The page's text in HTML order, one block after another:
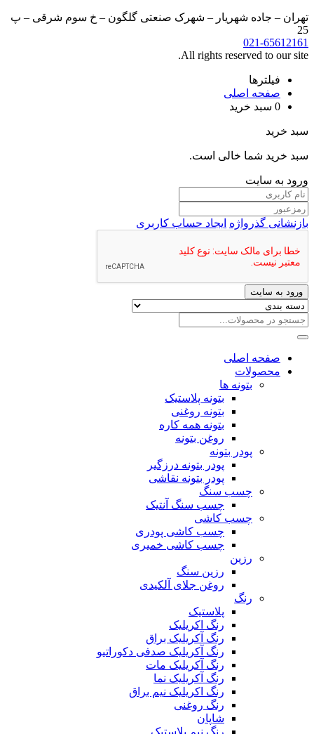
تهران – جاده شهریار – شهرک صنعتی گلگون – خ سوم شرقی – پ
25
021-65612161
All rights reserved to our site.
فیلترها
صفحه اصلی
0 سبد خرید
سبد خرید
سبد خرید شما خالی است.
ورود به سایت
بازنشانی گذرواژه ایجاد حساب کاربری
ورود به سایت
صفحه اصلی
محصولات
بتونه ها
بتونه پلاستیک
بتونه روغنی
بتونه همه کاره
روغن بتونه
پودر بتونه
پودر بتونه درزگیر
پودر بتونه نقاشی
چسب سنگ
چسب سنگ آنتیک
چسب کاشی
چسب کاشی پودری
چسب کاشی خمیری
رزین
رزین سنگ
روغن جلای آلکیدی
رنگ
پلاستیک
رنگ اکریلیک
رنگ آکریلیک براق
رنگ آکریلیک صدفی دکوراتیو
رنگ آکریلیک مات
رنگ آکریلیک نما
رنگ اکریلیک نیم براق
رنگ روغنی
شاپان